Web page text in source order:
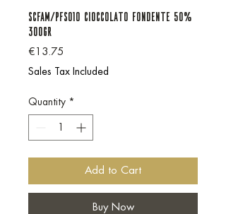
SCFAM/PFS010 CIOCCOLATO FONDENTE 50%
300GR
€13.75
Sales Tax Included
Quantity *
Add to Cart
Buy Now